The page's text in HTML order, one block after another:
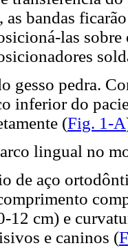
bandas
las
gesso pedra.
inferior do
(Fig. 1-A
lingual no
de aço
12 cm) e
e caninos (